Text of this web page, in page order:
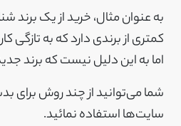
به عنوان مثال، خرید از یک برند
کمتری از برندی دارد که به تازگی
اما به این دلیل نیست که برند
شما می‌توانید از چند روش برای
سایت‌ها استفاده نمائید.